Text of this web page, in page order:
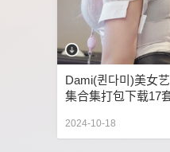
Dami(퀸다미)美女
集合集打包下载17
2024-10-18